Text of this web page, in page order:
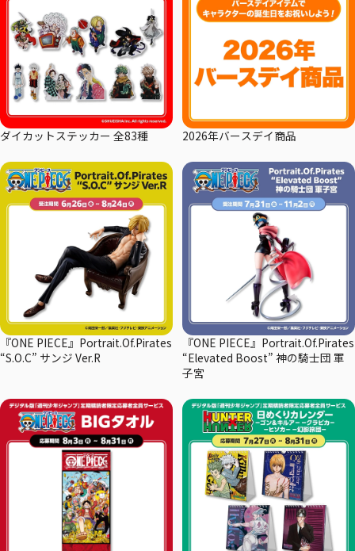
ダイカットステッカー 全83種 2026年バースデイ商品
『ONE PIECE』Portrait.Of.Pirates
“S.O.C” サンジ Ver.R
『ONE PIECE』Portrait.Of.Pirates
“Elevated Boost” 神の騎士団 軍
子宮